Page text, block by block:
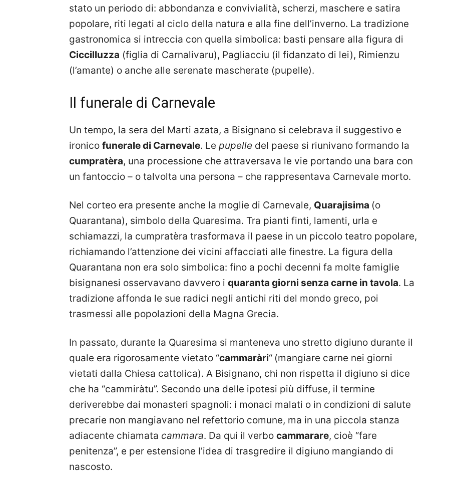
stato un periodo di: abbondanza e convivialità, scherzi, maschere e satira
popolare, riti legati al ciclo della natura e alla fine dell’inverno. La tradizione
gastronomica si intreccia con quella simbolica: basti pensare alla figura di
Ciccilluzza (figlia di Carnalivaru), Pagliacciu (il fidanzato di lei), Rimienzu
(l’amante) o anche alle serenate mascherate (pupelle).
Il funerale di Carnevale
Un tempo, la sera del Marti azata, a Bisignano si celebrava il suggestivo e
ironico funerale di Carnevale. Le pupelle del paese si riunivano formando la
cumpratèra, una processione che attraversava le vie portando una bara con
un fantoccio – o talvolta una persona – che rappresentava Carnevale morto.
Nel corteo era presente anche la moglie di Carnevale, Quarajisima (o
Quarantana), simbolo della Quaresima. Tra pianti finti, lamenti, urla e
schiamazzi, la cumpratèra trasformava il paese in un piccolo teatro popolare,
richiamando l’attenzione dei vicini affacciati alle finestre. La figura della
Quarantana non era solo simbolica: fino a pochi decenni fa molte famiglie
bisignanesi osservavano davvero i quaranta giorni senza carne in tavola. La
tradizione affonda le sue radici negli antichi riti del mondo greco, poi
trasmessi alle popolazioni della Magna Grecia.
In passato, durante la Quaresima si manteneva uno stretto digiuno durante il
quale era rigorosamente vietato “cammaràri“ (mangiare carne nei giorni
vietati dalla Chiesa cattolica). A Bisignano, chi non rispetta il digiuno si dice
che ha “cammiràtu”. Secondo una delle ipotesi più diffuse, il termine
deriverebbe dai monasteri spagnoli: i monaci malati o in condizioni di salute
precarie non mangiavano nel refettorio comune, ma in una piccola stanza
adiacente chiamata cammara. Da qui il verbo cammarare, cioè “fare
penitenza”, e per estensione l’idea di trasgredire il digiuno mangiando di
nascosto.